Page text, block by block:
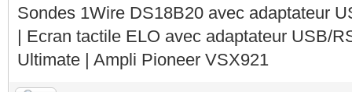
Sondes 1Wire DS18B20 avec adaptateur
| Ecran tactile ELO avec adaptateur USB/
Ultimate | Ampli Pioneer VSX921